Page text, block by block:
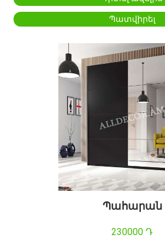
Պատվիրել
Պահարան
230000 Դ